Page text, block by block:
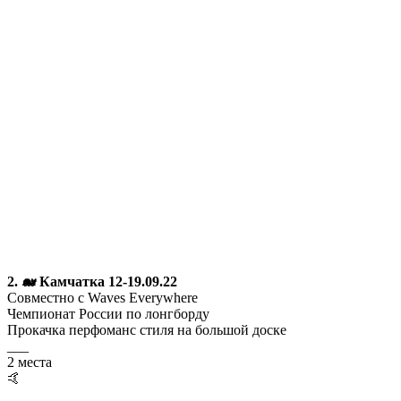
2. 🐋 Камчатка 12-19.09.22
Совместно с Waves Everywhere
Чемпионат России по лонгборду
Прокачка перфоманс стиля на большой доске
2 места
🤙